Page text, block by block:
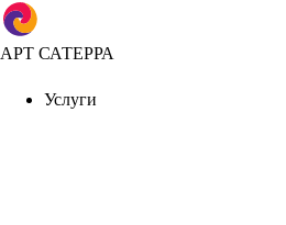
АРТ САТЕРРА
Услуги